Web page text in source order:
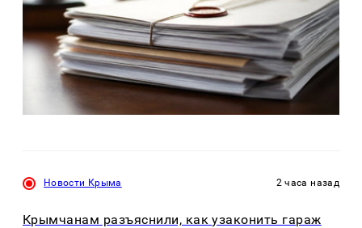
Новости Крыма 2 часа назад
Крымчанам разъяснили, как узаконить гараж